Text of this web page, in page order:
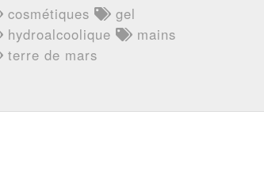
cosmétiques
gel
hydroalcoolique
mains
terre de mars